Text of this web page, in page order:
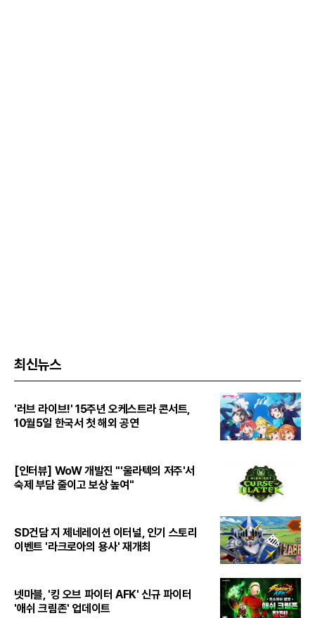
최신뉴스
'러브 라이브!' 15주년 오케스트라 콘서트,
10월5일 한국서 첫 해외 공연
[인터뷰] WoW 개발진 "'울라텍의 저주'서
숙제 부담 줄이고 보상 높여"
SD건담 지 제네레이션 이터널, 인기 스토리
이벤트 '라크로아의 용사' 재개최
넷마블, '킹 오브 파이터 AFK' 신규 파이터
'애쉬 크림존' 업데이트